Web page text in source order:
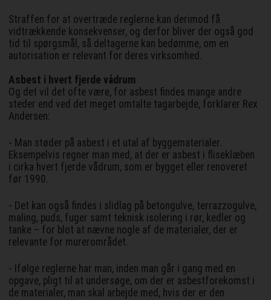
Straffen for at overtræde reglerne kan derimod få
vidtrækkende konsekvenser, og derfor bliver der også god
tid til spørgsmål, så deltagerne kan bedømme, om en
autorisation er relevant for deres virksomhed.
Asbest i hvert fjerde vådrum
Og det vil det ofte være, for asbest findes mange andre
steder end ved det meget omtalte tagarbejde, forklarer Rex
Andersen:
- Man støder på asbest i et utal af byggematerialer.
Eksempelvis regner man med, at der er asbest i fliseklæben
i cirka hvert fjerde vådrum, som er bygget eller renoveret
før 1990.
- Det kan også findes i slidlag på betongulve, terrazzogulve,
maling, puds, fuger samt teknisk isolering i rør, kedler og
tanke – for blot at nævne nogle af de materialer, der er
relevante for murerområdet.
- Ifølge reglerne har man, inden man går i gang med en
opgave, pligt til at undersøge, om der er asbestforekomst i
de materialer, man skal arbejde med, hvis der er den